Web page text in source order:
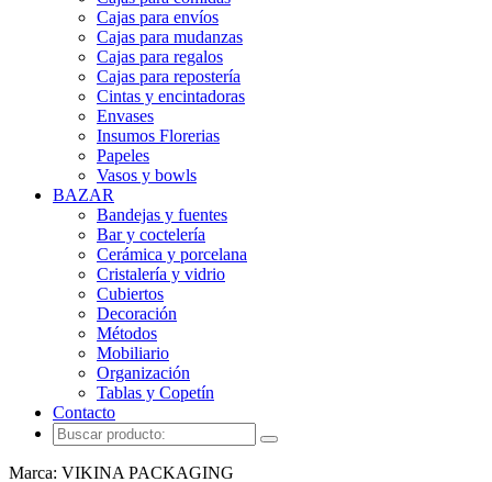
Cajas para envíos
Cajas para mudanzas
Cajas para regalos
Cajas para repostería
Cintas y encintadoras
Envases
Insumos Florerias
Papeles
Vasos y bowls
BAZAR
Bandejas y fuentes
Bar y coctelería
Cerámica y porcelana
Cristalería y vidrio
Cubiertos
Decoración
Métodos
Mobiliario
Organización
Tablas y Copetín
Contacto
Marca: VIKINA PACKAGING